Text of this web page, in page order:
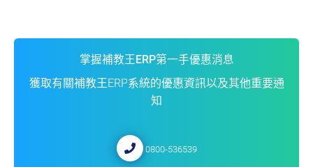
掌握補教王ERP第一手優惠消息
獲取有關補教王ERP系統的優惠資訊以及其他重要通
知
0800-536539